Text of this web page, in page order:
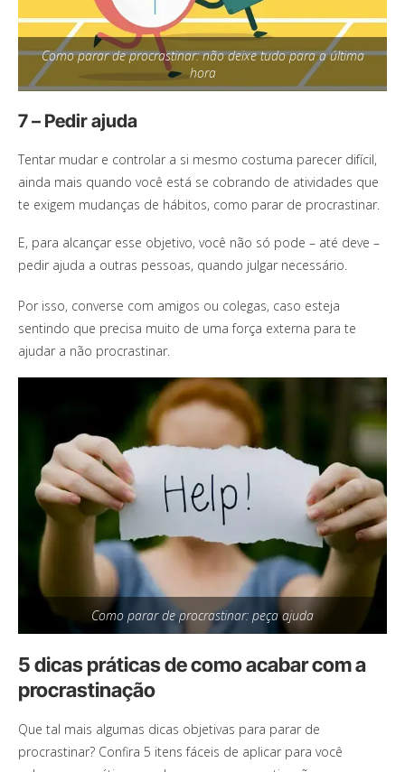
Como parar de procrastinar: não deixe tudo para a última
hora
7 – Pedir ajuda
Tentar mudar e controlar a si mesmo costuma parecer difícil,
ainda mais quando você está se cobrando de atividades que
te exigem mudanças de hábitos, como parar de procrastinar.
E, para alcançar esse objetivo, você não só pode – até deve –
pedir ajuda a outras pessoas, quando julgar necessário.
Por isso, converse com amigos ou colegas, caso esteja
sentindo que precisa muito de uma força externa para te
ajudar a não procrastinar.
Como parar de procrastinar: peça ajuda
5 dicas práticas de como acabar com a
procrastinação
Que tal mais algumas dicas objetivas para parar de
procrastinar? Confira 5 itens fáceis de aplicar para você